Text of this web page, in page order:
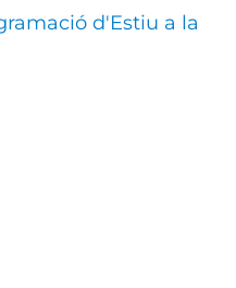
d'Estiu a la